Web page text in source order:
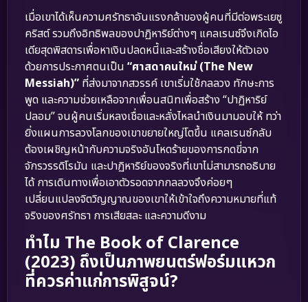
เมื่อเขาได้เห็นความศรัทธาอันแรงกล้าของผู้คนที่มีต่อพระเยซู
คริสต์ รวมถึงอิทธิพลของปาฏิหาริย์ต่างๆ แคลเรนซ์จึงเกิดไอ
เดียสุดพิสดารเพื่อหาเงินปลดหนี้และสร้างชื่อเสียงให้ตัวเอง
ด้วยการประกาศตนเป็น “ศาสดาคนใหม่ (The New
Messiah)” ที่ส่งมาจากสวรรค์ เขาเริ่มใช้กลลวง ทักษะการ
พูด และความช่วยเหลือจากเพื่อนสนิทเพื่อสร้าง “ปาฏิหาริย์
ปลอม” จนผู้คนเริ่มหลงเชื่อและหลั่งไหลนำเงินมามอบให้ ทว่า
ยิ่งแผนการลวงโลกของเขาขยายใหญ่โตขึ้น แคลเรนซ์กลับ
ต้องเผชิญหน้ากับความจริงอันโหดร้ายของการกดขี่จาก
จักรวรรดิโรมัน และปาฏิหาริย์ของจริงที่เขาไม่สามารถอธิบาย
ได้ การเดินทางเพื่อเอาตัวรอดจากกลลวงจึงค่อยๆ
เปลี่ยนแปลงจิตวิญญาณของเขาให้เข้าใจถึงความหมายที่แท้
จริงของศรัทธา การเสียสละ และความดีงาม
ทำไม The Book of Clarence
(2023) ถึงเป็นภาพยนตร์ฟอร์มแหวก
ที่ควรค่าแก่การพิสูจน์?